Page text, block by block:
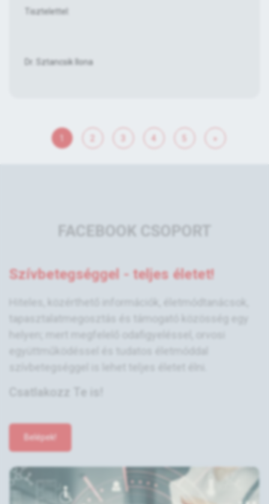
Tisztelettel:
Dr. Sztancsik Ilona
4 »
FACEBOOK CSOPORT
Szívbetegséggel - teljes életet!
Csatlakozz Te is!
Belépek!